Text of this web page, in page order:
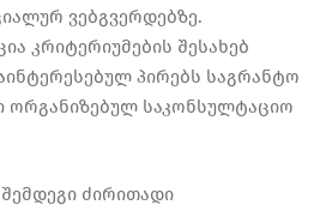
ვებგვერდებზე.
კრიტერიუმების შესახებ
პირებს საგრანტო
ორგანიზებულ საკონსულტაციო
ძირითადი